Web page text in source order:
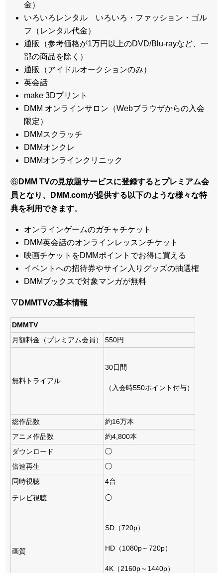
金）
いろいろレンタル いろいろ・ファッション・ゴル
フ（レンタル代金）
通販（参考価格が1万円以上のDVD/Blu-rayなど、一
部の商品を除く）
通販（アイドルオークションのみ）
英会話
make 3Dプリント
DMM オンラインサロン（Webブラウザからの入会
限定）
DMMスクラッチ
DMMオンクレ
DMMオンラインクリニック
⑥DMM TVの見放題サービスに登録するとプレミアム会
員となり、DMM.comが提供する以下のような様々な特
典を利用できます。
オンラインゲームのガチャチケット
DMM英会話のオンラインレッスンチケット
映画チケットをDMMポイントでお得に買える
イベントへの招待券やサイン入りグッズの抽選権
DMMブックスで対象マンガが無料
▽DMMTVの基本情報
DMMTV
月額料金（プレミアム会員）
550円
無料トライアル
30日間
（入会時550ポイント付与）
総作品数
約16万本
アニメ作品数
約4,800本
ダウンロード
◯
倍速再生
◯
同時視聴
4台
テレビ視聴 ◯
画質
SD（720p）
HD（1080p～720p）
4K（2160p～1440p）